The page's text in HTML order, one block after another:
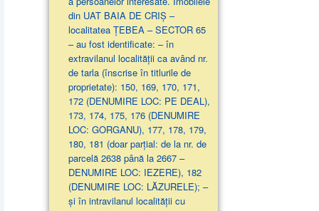
din UAT BAIA DE CRIȘ –
localitatea ȚEBEA – SECTOR 65
– au fost identificate: – în
extravilanul localităţii ca având nr.
de tarla (înscrise în titlurile de
proprietate): 150, 169, 170, 171,
172 (DENUMIRE LOC: PE DEAL),
173, 174, 175, 176 (DENUMIRE
LOC: GORGANU), 177, 178, 179,
180, 181 (doar parţial: de la nr. de
parcelă 2638 până la 2667 –
DENUMIRE LOC: IEZERE), 182
(DENUMIRE LOC: LĂZURELE); –
și în intravilanul localității cu